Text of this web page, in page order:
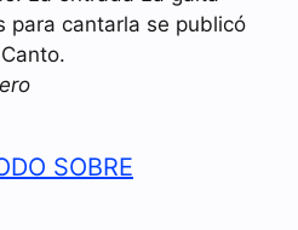
para cantarla se publicó
SOBRE